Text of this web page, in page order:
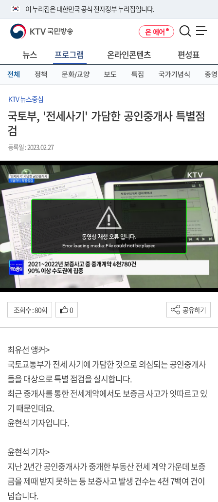
이 누리집은 대한민국 공식 전자정부 누리집입니다.
공식 누리집 주소 확인하기
니다.
이밖에 or.kr 또는 .kr등 다른 도메인 주소를 사용하고 있다면 아래 URL에
서 도메인 주소를 확인해 보세요
KTV 국민방송 온 에어
뉴스 프로그램 온라인콘텐츠 편성표
전체 정책 문화/교양 보도 특집 국가기념식 종영
KTV 뉴스중심
국토부, '전세사기' 가담한 공인중개사 특별점
검
등록일 : 2023.02.27
조회수 : 80회 0 공유하기
최유선 앵커>
국토교통부가 전세 사기에 가담한 것으로 의심되는 공인중개사
들을 대상으로 특별 점검을 실시합니다.
최근 중개사를 통한 전세계약에서도 보증금 사고가 잇따르고 있
기 때문인데요.
윤현석 기자입니다.
윤현석 기자>
지난 2년간 공인중개사가 중개한 부동산 전세 계약 가운데 보증
금을 제때 받지 못하는 등 보증사고 발생 건수는 4천 7백여 건이
넘습니다.